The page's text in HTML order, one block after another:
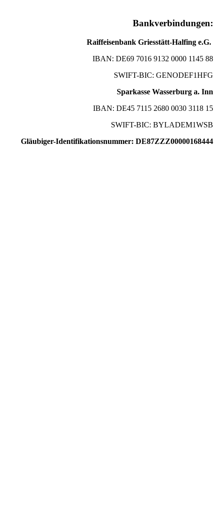
Bankverbindungen:
Raiffeisenbank Griesstätt-Halfing e.G.
IBAN: DE69 7016 9132 0000 1145 88
SWIFT-BIC: GENODEF1HFG
Sparkasse Wasserburg a. Inn
IBAN: DE45 7115 2680 0030 3118 15
SWIFT-BIC: BYLADEM1WSB
Gläubiger-Identifikationsnummer: DE87ZZZ00000168444